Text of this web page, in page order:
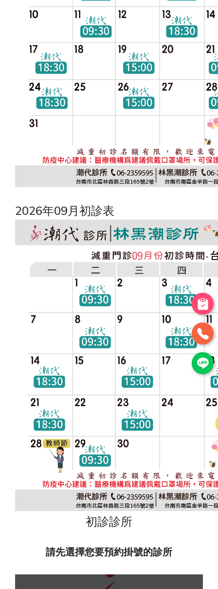
2026年09月初診表
初診診所
請先選擇您要預約掛號的診所